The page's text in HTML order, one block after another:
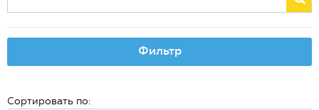
Фильтр
Сортировать по: